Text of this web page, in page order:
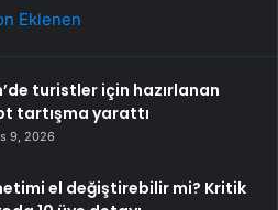
Eklenen
turistler için hazırlanan
tartışma yarattı
9, 2026
el değiştirebilir mi? Kritik